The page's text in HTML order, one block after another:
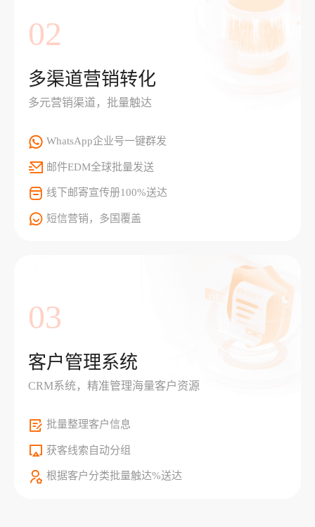
02
多渠道营销转化
多元营销渠道，批量触达
WhatsApp企业号一键群发
邮件EDM全球批量发送
线下邮寄宣传册100%送达
短信营销，多国覆盖
03
客户管理系统
CRM系统，精准管理海量客户资源
批量整理客户信息
获客线索自动分组
根据客户分类批量触达%送达